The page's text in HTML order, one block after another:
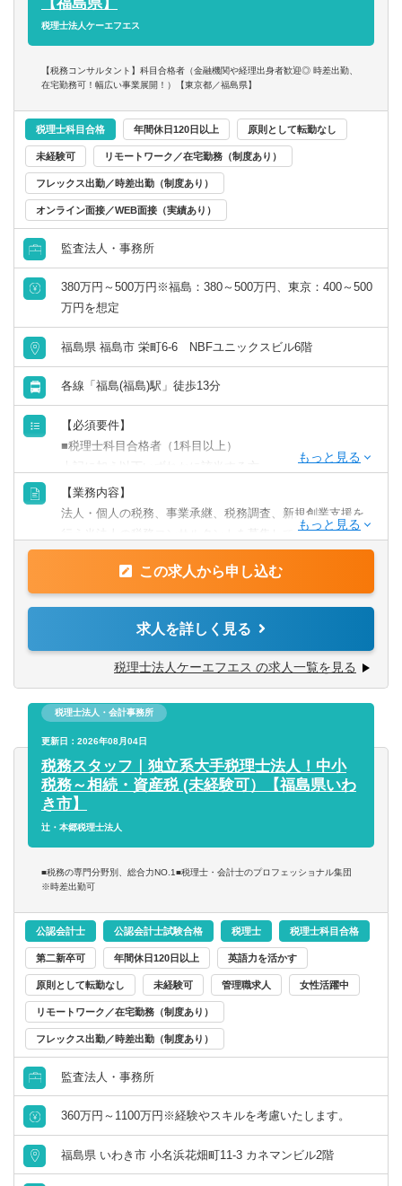
・一般企業（ベンチャー、飲食、IＴ、不動産、サービス業
・個人（スポーツマンや芸術家、フリーランスのコンサル
など
監査担当、データ入力担当がまとめたデータを元に、
税務判断や日常的な税務相談、事業承継・M&Aに係る税務
DDを担当いただきます。
税理士法人ケーエフエス
【税務コンサルタント】科目合格者（金融機関や経理出身者歓迎◎ 時差出勤、
在宅勤務可！幅広い事業展開！）【東京都／福島県】
税理士科目合格 年間休日120日以上 原則として転勤なし
未経験可 リモートワーク／在宅勤務（制度あり）
フレックス出勤／時差出勤（制度あり）
オンライン面接／WEB面接（実績あり）
監査法人・事務所
380万円～500万円※福島：380～500万円、東京：400～500
万円を想定
福島県 福島市 栄町6-6 NBFユニックスビル6階
各線「福島(福島)駅」徒歩13分
【必須要件】
■税理士科目合格者（1科目以上）
■金融機関出身で決算書が見れる方
■融資業務を2年以上担当していた方
■事業会社での経理または財務経験3年以上
クライアントの課題解決を行っております。
＜顧問先エリア＞
・東京事務所：東京都内、埼玉県、神奈川県、千葉県、茨
・福島事務所：福島県内、宮城県、山形県、栃木県の一部
・オンライン対応：九州、関西、北海道 など
「よりクライアントに寄り添った提案・サポートを行いた
い」
【業務内容】
法人・個人の税務、事業承継、税務調査、新規創業支援を
行う当法人の税務コンサルタントを募集しております。
■主な業務内容：
・税務相談
得税 など）の最終チェック
・決算支援
・IPO支援業務（グループ会社と連携）
・相続、事業承継 など
■顧問先情報
・一般企業（ベンチャー、飲食、IＴ、不動産、サービス業
など）
タントなど）
監査担当、データ入力担当がまとめたデータを元に、
税務判断や日常的な税務相談、事業承継・M&Aに係る税務
DDを担当いただきます。
この求人から申し込む
求人を詳しく見る
税理士法人ケーエフエス の求人一覧を見る
税理士法人・会計事務所
更新日：2026年08月04日
税務スタッフ｜独立系大手税理士法人！中小
税務～相続・資産税 (未経験可）【福島県いわ
き市】
辻・本郷税理士法人
■税務の専門分野別、総合力NO.1■税理士・会計士のプロフェッショナル集団
※時差出勤可
公認会計士 公認会計士試験合格 税理士 税理士科目合格
第二新卒可 年間休日120日以上 英語力を活かす
原則として転勤なし 未経験可 管理職求人 女性活躍中
リモートワーク／在宅勤務（制度あり）
フレックス出勤／時差出勤（制度あり）
監査法人・事務所
360万円～1100万円※経験やスキルを考慮いたします。
福島県 いわき市 小名浜花畑町11-3 カネマンビル2階